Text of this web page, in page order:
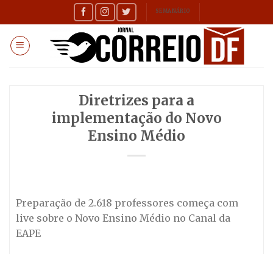
to
content
SEMANÁRIO
Diretrizes para a
implementação do Novo
Ensino Médio
Preparação de 2.618 professores começa com
live sobre o Novo Ensino Médio no Canal da
EAPE